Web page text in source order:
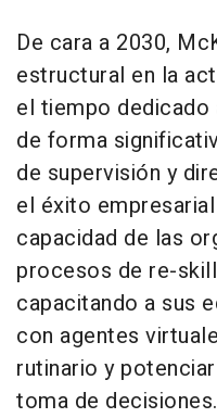
De cara a 2030,
estructural en la
el tiempo dedicado
de forma
de supervisión y
el éxito
capacidad de las
procesos de re-
capacitando a sus
con agentes
rutinario y
toma de decisiones.